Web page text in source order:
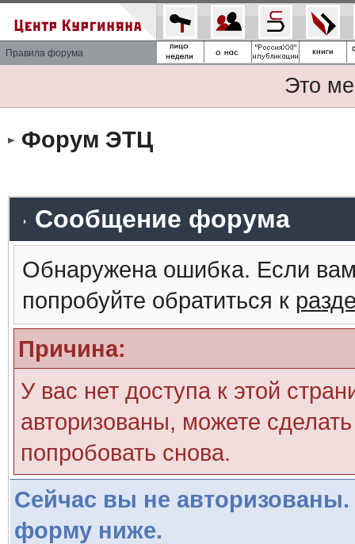
Правила форума
Это
Форум ЭТЦ
Сообщение форума
Обнаружена ошибка. Если
попробуйте обратиться к
Причина:
У вас нет доступа к этой
авторизованы, можете
попробовать снова.
Сейчас вы не авторизованы.
форму ниже.